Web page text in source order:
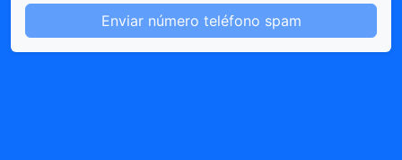
Enviar número teléfono spam